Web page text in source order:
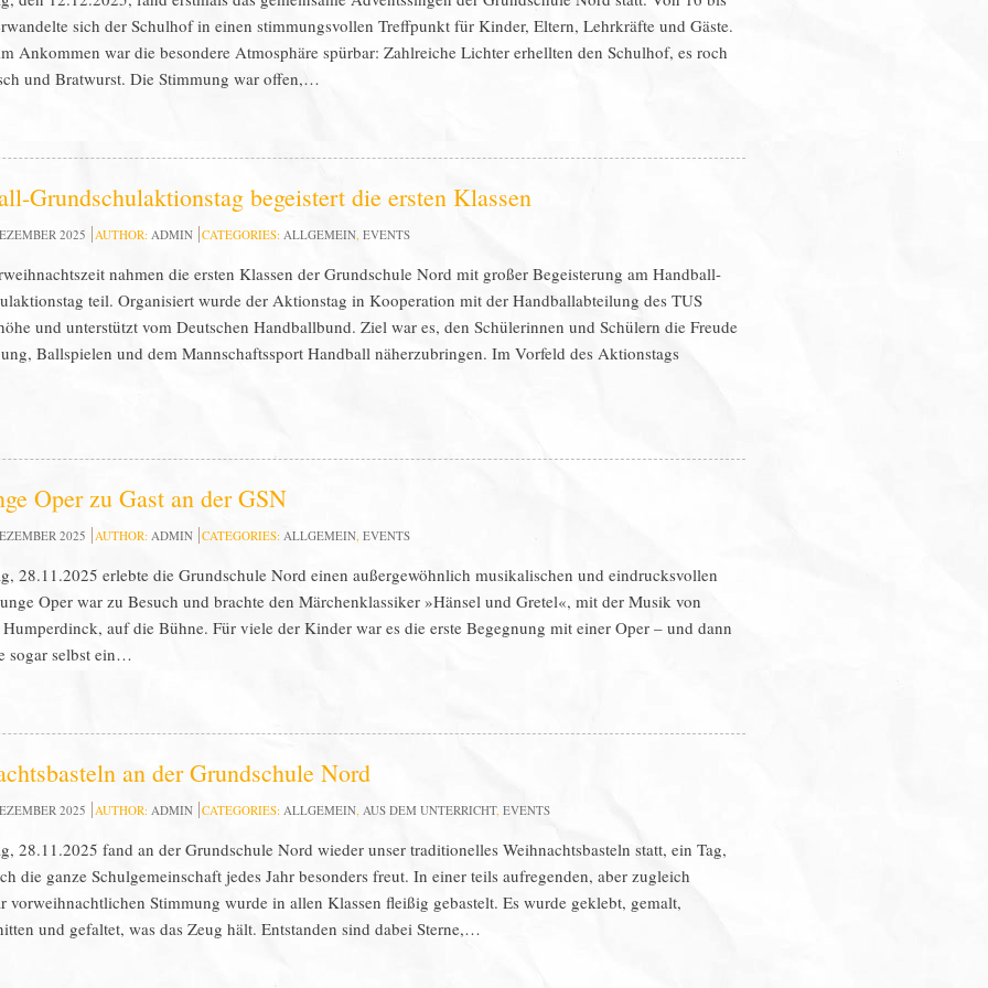
sich der Schulhof in einen stimmungsvollen Treffpunkt für Kinder, Eltern, Lehrkräfte und Gäste.
Ankommen war die besondere Atmosphäre spürbar: Zahlreiche Lichter erhellten den Schulhof, es roch
und Bratwurst. Die Stimmung war offen,…
Grundschulaktionstag begeistert die ersten Klassen
2025 AUTHOR: ADMIN CATEGORIES: ALLGEMEIN, EVENTS
nahmen die ersten Klassen der Grundschule Nord mit großer Begeisterung am Handball-
teil. Organisiert wurde der Aktionstag in Kooperation mit der Handballabteilung des TUS
und unterstützt vom Deutschen Handballbund. Ziel war es, den Schülerinnen und Schülern die Freude
Ballspielen und dem Mannschaftssport Handball näherzubringen. Im Vorfeld des Aktionstags
Oper zu Gast an der GSN
2025 AUTHOR: ADMIN CATEGORIES: ALLGEMEIN, EVENTS
28.11.2025 erlebte die Grundschule Nord einen außergewöhnlich musikalischen und eindrucksvollen
Oper war zu Besuch und brachte den Märchenklassiker »Hänsel und Gretel«, mit der Musik von
auf die Bühne. Für viele der Kinder war es die erste Begegnung mit einer Oper – und dann
sogar selbst ein…
an der Grundschule Nord
2025 AUTHOR: ADMIN CATEGORIES: ALLGEMEIN, AUS DEM UNTERRICHT, EVENTS
28.11.2025 fand an der Grundschule Nord wieder unser traditionelles Weihnachtsbasteln statt, ein Tag,
die ganze Schulgemeinschaft jedes Jahr besonders freut. In einer teils aufregenden, aber zugleich
vorweihnachtlichen Stimmung wurde in allen Klassen fleißig gebastelt. Es wurde geklebt, gemalt,
und gefaltet, was das Zeug hält. Entstanden sind dabei Sterne,…